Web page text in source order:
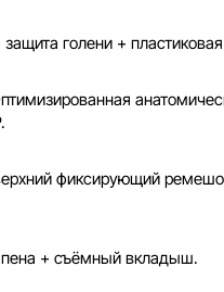
защита голени +
фиксирующий
пена + съёмный вкладыш.